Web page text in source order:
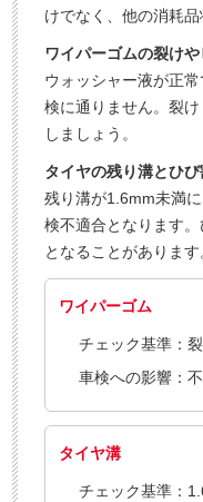
けでなく、他の消耗品
ワイパーゴムの裂けや
ウォッシャー液が正
検に通りません。裂
しましょう。
タイヤの残り溝とひ
残り溝が1.6mm未満
検不適合となります
となることがあります
ワイパーゴム
チェック基準：
車検への影響：
タイヤ溝
チェック基準：